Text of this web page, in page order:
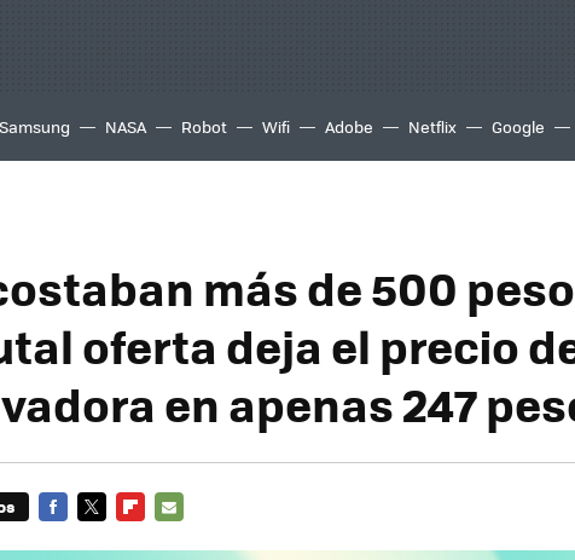
Samsung NASA Robot Wifi Adobe Netflix Google
más de 500
oferta deja el precio
en apenas 247